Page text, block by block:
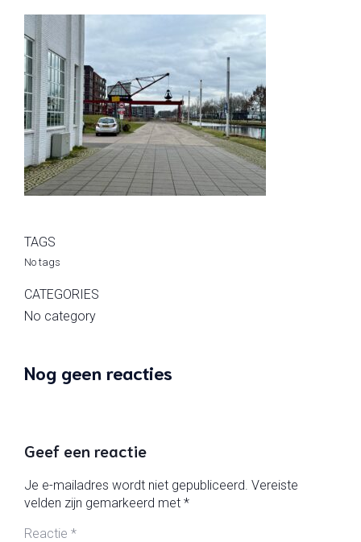
TAGS
No tags
CATEGORIES
No category
Nog geen reacties
Geef een reactie
Je e-mailadres wordt niet gepubliceerd. Vereiste
velden zijn gemarkeerd met *
Reactie *